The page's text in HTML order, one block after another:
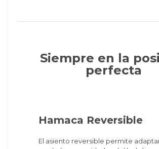
Siempre en la
perfecta
Hamaca Reversible
El asiento reversible permite